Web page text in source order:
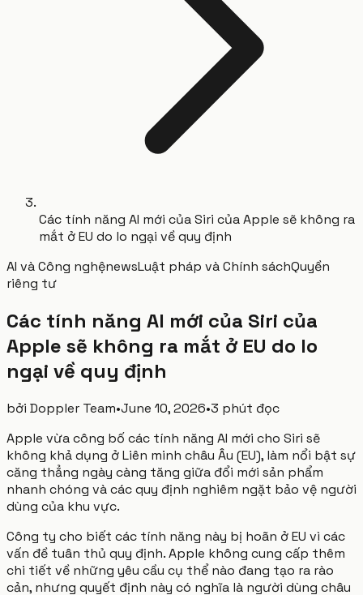
Các tính năng AI mới của Siri của Apple sẽ không ra
mắt ở EU do lo ngại về quy định
AI và Công nghệnewsLuật pháp và Chính sáchQuyền
riêng tư
Các tính năng AI mới của Siri của
Apple sẽ không ra mắt ở EU do lo
ngại về quy định
bởi Doppler Team•June 10, 2026•3 phút đọc
Apple vừa công bố các tính năng AI mới cho Siri sẽ
không khả dụng ở Liên minh châu Âu (EU), làm nổi bật sự
căng thẳng ngày càng tăng giữa đổi mới sản phẩm
nhanh chóng và các quy định nghiêm ngặt bảo vệ người
dùng của khu vực.
Công ty cho biết các tính năng này bị hoãn ở EU vì các
vấn đề tuân thủ quy định. Apple không cung cấp thêm
chi tiết về những yêu cầu cụ thể nào đang tạo ra rào
cản, nhưng quyết định này có nghĩa là người dùng châu